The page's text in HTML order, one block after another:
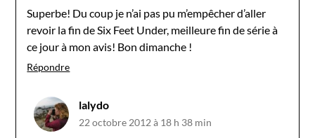
Superbe! Du coup je n’ai pas pu m’empêcher d’aller
revoir la fin de Six Feet Under, meilleure fin de série à
ce jour à mon avis! Bon dimanche !
Répondre
lalydo
22 octobre 2012 à 18 h 38 min